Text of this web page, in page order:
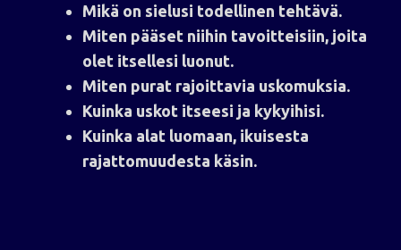
Mikä on sielusi todellinen tehtävä.
Miten pääset niihin tavoitteisiin, joita
olet itsellesi luonut.
Miten purat rajoittavia uskomuksia.
Kuinka uskot itseesi ja kykyihisi.
Kuinka alat luomaan, ikuisesta
rajattomuudesta käsin.